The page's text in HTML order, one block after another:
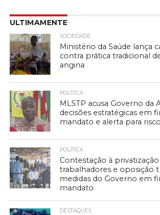
ULTIMAMENTE
SOCIEDADE
Ministério da Saúde lança
contra prática tradicional
angina
POLÍTICA
MLSTP acusa Governo da
decisões estratégicas em
mandato e alerta para
POLÍTICA
Contestação à privatização
trabalhadores e oposição
medidas do Governo em
mandato
DESTAQUES